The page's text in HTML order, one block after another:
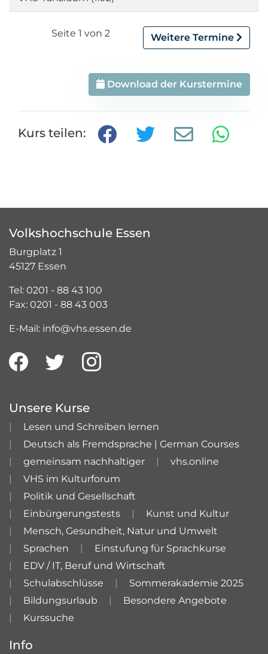
Weitere Termine
Seite 1 von 2
Download der Kurstermine
Kurs teilen:
Volkshochschule Essen
Burgplatz 1
45127 Essen
Tel: 0201 - 88 43 100
Fax: 0201 - 88 43 003
E-Mail: info@vhs.essen.de
Unsere Kurse
Lesen und Schreiben lernen
Deutsch als Fremdsprache | German Courses
gemeinsam nachhaltiger
vhs.online
VHS im Kulturforum
Politik und Gesellschaft
Einbürgerungstests
Kunst und Kultur
Mensch, Gesundheit, Natur und Umwelt
Sprachen
Einstufung für Sprachkurse
EDV / IT, Beruf und Wirtschaft
Schulabschlüsse
Sommerakademie 2025
Bildungsurlaub
Besondere Angebote
Kurssuche
Info